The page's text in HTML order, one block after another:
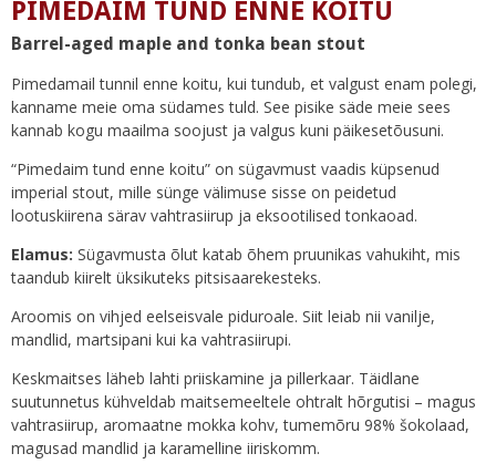
PIMEDAIM TUND ENNE KOITU
Barrel-aged maple and tonka bean stout
Pimedamail tunnil enne koitu, kui tundub, et valgust enam polegi,
kanname meie oma südames tuld. See pisike säde meie sees
kannab kogu maailma soojust ja valgus kuni päikesetõusuni.
“Pimedaim tund enne koitu” on sügavmust vaadis küpsenud
imperial stout, mille sünge välimuse sisse on peidetud
lootuskiirena särav vahtrasiirup ja eksootilised tonkaoad.
Elamus: Sügavmusta õlut katab õhem pruunikas vahukiht, mis
taandub kiirelt üksikuteks pitsisaarekesteks.
Aroomis on vihjed eelseisvale piduroale. Siit leiab nii vanilje,
mandlid, martsipani kui ka vahtrasiirupi.
Keskmaitses läheb lahti priiskamine ja pillerkaar. Täidlane
suutunnetus kühveldab maitsemeeltele ohtralt hõrgutisi – magus
vahtrasiirup, aromaatne mokka kohv, tumemõru 98% šokolaad,
magusad mandlid ja karamelline iiriskomm.